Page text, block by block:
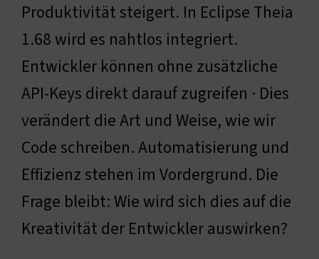
Produktivität steigert. In Eclipse Theia
1.68 wird es nahtlos integriert.
Entwickler können ohne zusätzliche
API-Keys direkt darauf zugreifen · Dies
verändert die Art und Weise, wie wir
Code schreiben. Automatisierung und
Effizienz stehen im Vordergrund. Die
Frage bleibt: Wie wird sich dies auf die
Kreativität der Entwickler auswirken?